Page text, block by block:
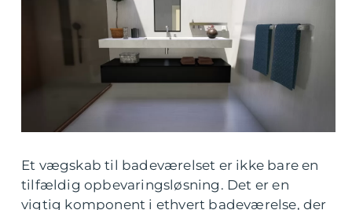
Et vægskab til badeværelset er ikke bare en
tilfældig opbevaringsløsning. Det er en
vigtig komponent i ethvert badeværelse, der